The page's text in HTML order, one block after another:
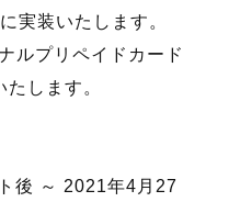
実装いたします。
ルプリペイドカード
します。
後 ～ 2021年4月27